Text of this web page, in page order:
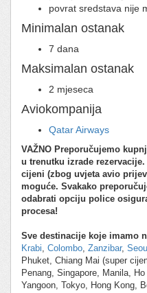
povrat sredstava nije
Minimalan ostanak
7 dana
Maksimalan ostanak
2 mjeseca
Aviokompanija
Qatar Airways
VAŽNO Preporučujemo
u trenutku izrade rezervacije.
cijeni (zbog uvjeta avio
moguće. Svakako
odabrati opciju police
procesa!
Sve destinacije koje imamo
Krabi Colombo Zanzibar,
Phuket, Chiang Mai (super
Penang, Singapore, Manila,
Yangoon, Tokyo, Hong Kong,